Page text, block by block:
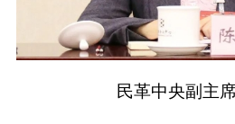
民革中央副主